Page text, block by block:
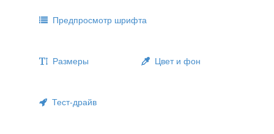
Предпросмотр шрифта
Размеры Цвет и фон
Тест-драйв